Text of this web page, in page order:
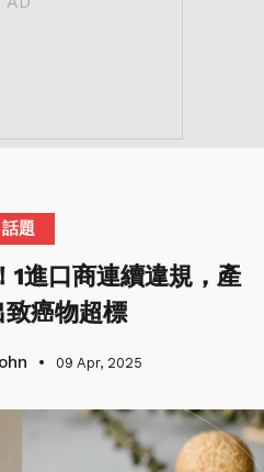
話題
1進口商連續違規，產
致癌物超標
09 Apr, 2025